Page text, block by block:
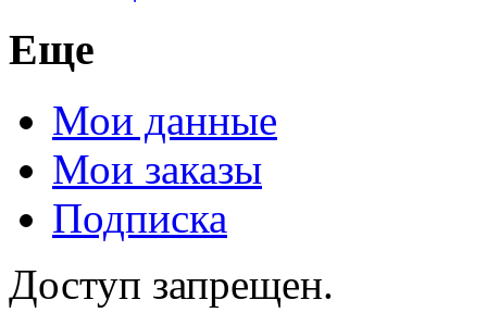
Еще
Мои данные
Мои заказы
Подписка
Доступ запрещен.